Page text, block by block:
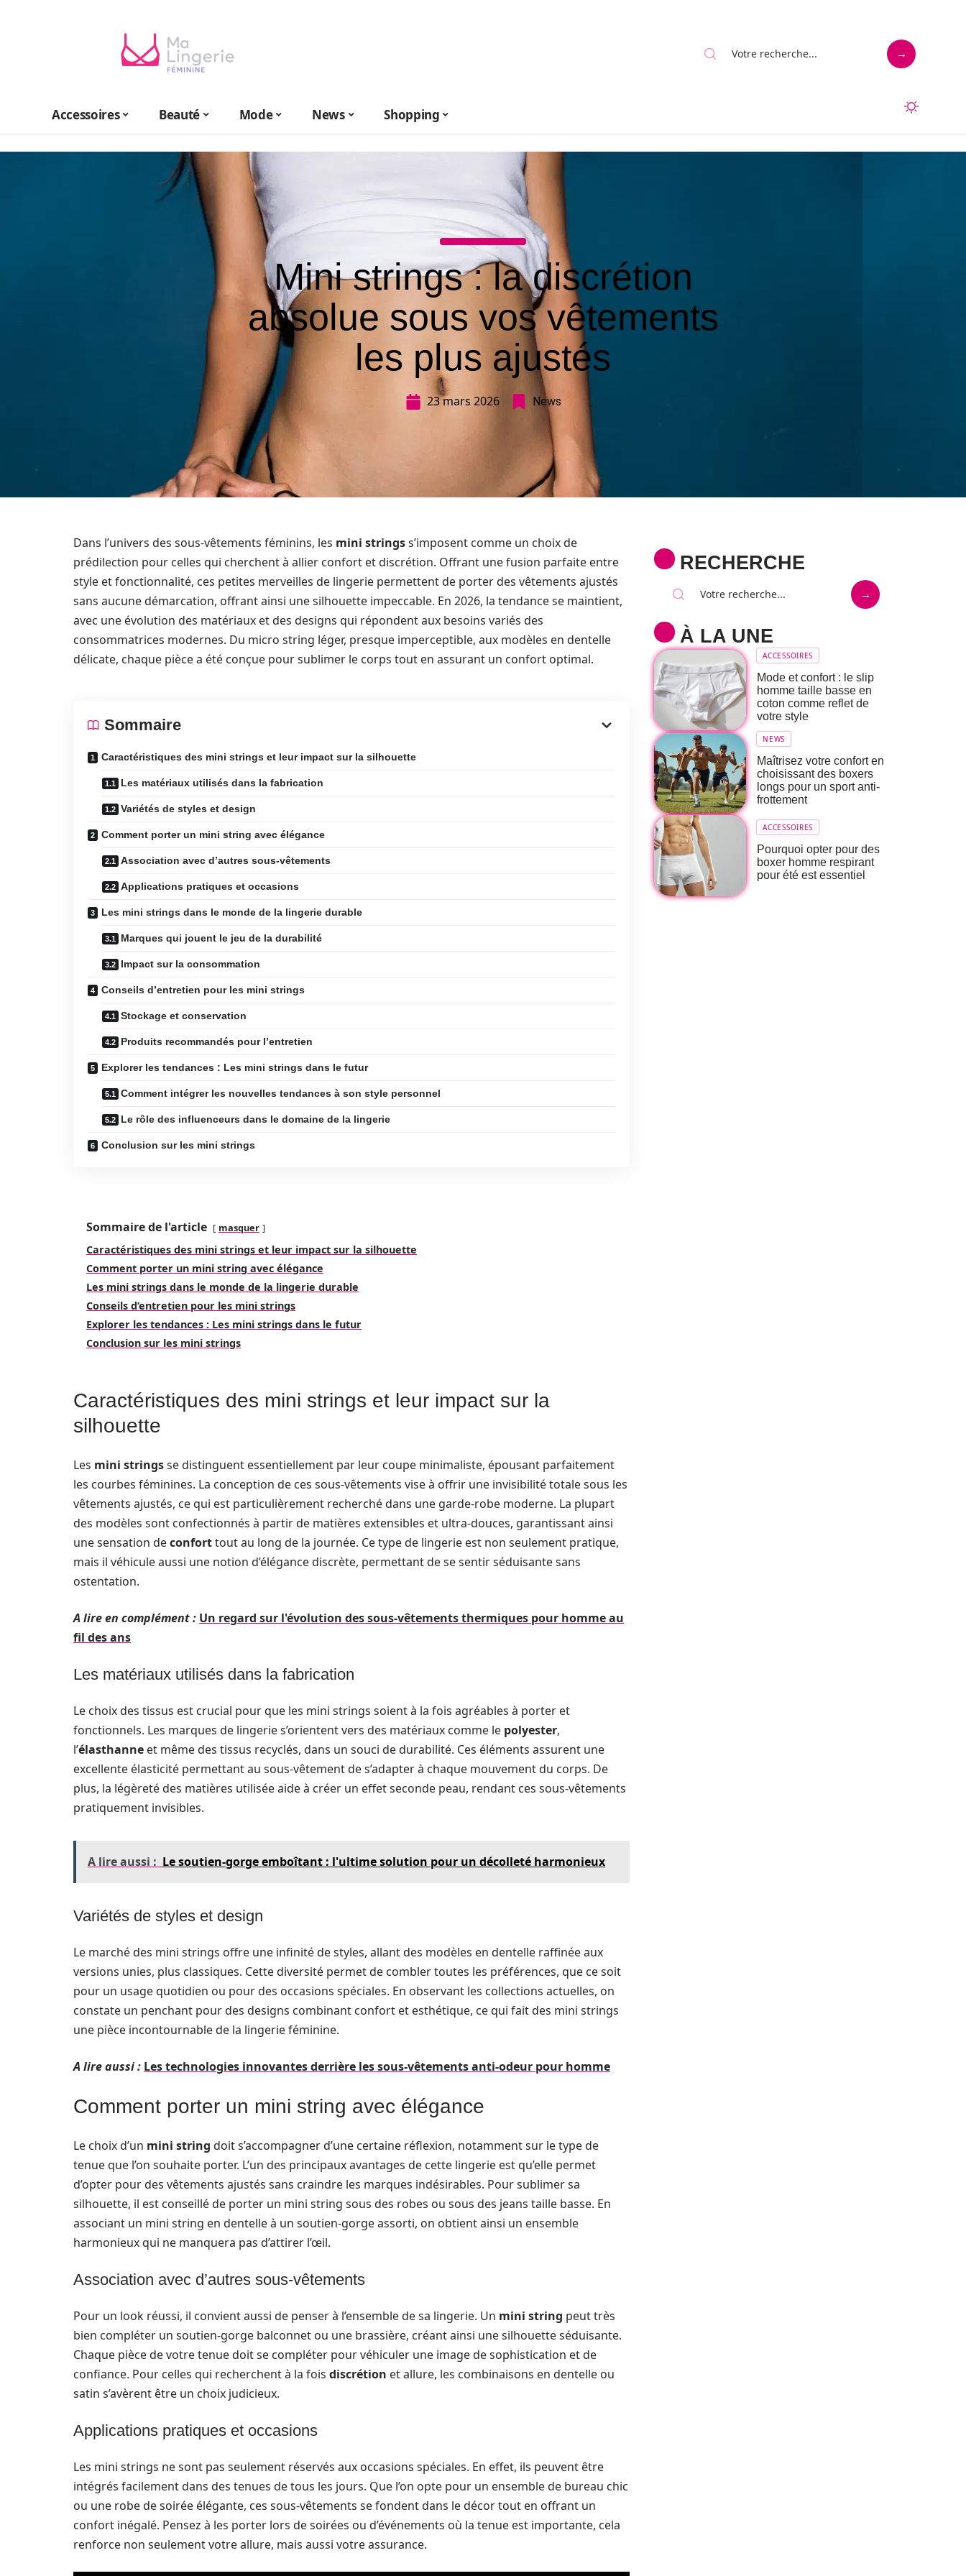
Accessoires Beauté Mode News Shopping
Mini strings : la discrétion
absolue sous vos vêtements
les plus ajustés
23 mars 2026 News
Dans l’univers des sous-vêtements féminins, les mini stringss’imposent comme un choix de
prédilection pour celles qui cherchent à allier confort et discrétion. Offrant une fusion parfaite entre
style et fonctionnalité, ces petites merveilles de lingerie permettent de porter des vêtements ajustés
sans aucune démarcation, offrant ainsi une silhouette impeccable. En 2026, la tendance se maintient,
avec une évolution des matériaux et des designs qui répondent aux besoins variés des
consommatrices modernes. Du micro string léger, presque imperceptible, aux modèles en dentelle
délicate, chaque pièce a été conçue pour sublimer le corps tout en assurant un confort optimal.
Sommaire
Caractéristiques des mini strings et leur impact sur la silhouette
Les matériaux utilisés dans la fabrication
Variétés de styles et design
Comment porter un mini string avec élégance
Association avec d’autres sous-vêtements
Applications pratiques et occasions
Les mini strings dans le monde de la lingerie durable
Marques qui jouent le jeu de la durabilité
Impact sur la consommation
Conseils d’entretien pour les mini strings
Stockage et conservation
Produits recommandés pour l’entretien
Explorer les tendances : Les mini strings dans le futur
Comment intégrer les nouvelles tendances à son style personnel
Le rôle des influenceurs dans le domaine de la lingerie
Conclusion sur les mini strings
Sommaire de l'article masquer
Caractéristiques des mini strings et leur impact sur la silhouette
Comment porter un mini string avec élégance
Les mini strings dans le monde de la lingerie durable
Conseils d’entretien pour les mini strings
Explorer les tendances : Les mini strings dans le futur
Conclusion sur les mini strings
Caractéristiques des mini strings et leur impact sur la
silhouette
Les mini stringsse distinguent essentiellement par leur coupe minimaliste, épousant parfaitement
les courbes féminines. La conception de ces sous-vêtements vise à offrir une invisibilité totale sous les
vêtements ajustés, ce qui est particulièrement recherché dans une garde-robe moderne. La plupart
des modèles sont confectionnés à partir de matières extensibles et ultra-douces, garantissant ainsi
une sensation deconforttout au long de la journée. Ce type de lingerie est non seulement pratique,
mais il véhicule aussi une notion d’élégance discrète, permettant de se sentir séduisante sans
ostentation.
A lire en complément : Un regard sur l'évolution des sous-vêtements thermiques pour homme au
fil des ans
Les matériaux utilisés dans la fabrication
Le choix des tissus est crucial pour que les mini strings soient à la fois agréables à porter et
fonctionnels. Les marques de lingerie s’orientent vers des matériaux comme le polyester,
l’élasthanne et même des tissus recyclés, dans un souci de durabilité. Ces éléments assurent une
excellente élasticité permettant au sous-vêtement de s’adapter à chaque mouvement du corps. De
plus, la légèreté des matières utilisée aide à créer un effet seconde peau, rendant ces sous-vêtements
pratiquement invisibles.
A lire aussi : Le soutien-gorge emboîtant : l'ultime solution pour un décolleté harmonieux
Variétés de styles et design
Le marché des mini strings offre une infinité de styles, allant des modèles en dentelle raffinée aux
versions unies, plus classiques. Cette diversité permet de combler toutes les préférences, que ce soit
pour un usage quotidien ou pour des occasions spéciales. En observant les collections actuelles, on
constate un penchant pour des designs combinant confort et esthétique, ce qui fait des mini strings
une pièce incontournable de la lingerie féminine.
A lire aussi : Les technologies innovantes derrière les sous-vêtements anti-odeur pour homme
Comment porter un mini string avec élégance
Le choix d’un mini string doit s’accompagner d’une certaine réflexion, notamment sur le type de
tenue que l’on souhaite porter. L’un des principaux avantages de cette lingerie est qu’elle permet
d’opter pour des vêtements ajustés sans craindre les marques indésirables. Pour sublimer sa
silhouette, il est conseillé de porter un mini string sous des robes ou sous des jeans taille basse. En
associant un mini string en dentelle à un soutien-gorge assorti, on obtient ainsi un ensemble
harmonieux qui ne manquera pas d’attirer l’œil.
Association avec d’autres sous-vêtements
Pour un look réussi, il convient aussi de penser à l’ensemble de sa lingerie. Un mini string peut très
bien compléter un soutien-gorge balconnet ou une brassière, créant ainsi une silhouette séduisante.
Chaque pièce de votre tenue doit se compléter pour véhiculer une image de sophistication et de
confiance. Pour celles qui recherchent à la fois discrétion et allure, les combinaisons en dentelle ou
satin s’avèrent être un choix judicieux.
Applications pratiques et occasions
Les mini strings ne sont pas seulement réservés aux occasions spéciales. En effet, ils peuvent être
intégrés facilement dans des tenues de tous les jours. Que l’on opte pour un ensemble de bureau chic
ou une robe de soirée élégante, ces sous-vêtements se fondent dans le décor tout en offrant un
confort inégalé. Pensez à les porter lors de soirées ou d’événements où la tenue est importante, cela
renforce non seulement votre allure, mais aussi votre assurance.
RECHERCHE
À LA UNE
ACCESSOIRES
Mode et confort : le slip
homme taille basse en
coton comme reflet de
votre style
NEWS
Maîtrisez votre confort en
choisissant des boxers
longs pour un sport anti-
frottement
ACCESSOIRES
Pourquoi opter pour des
boxer homme respirant
pour été est essentiel